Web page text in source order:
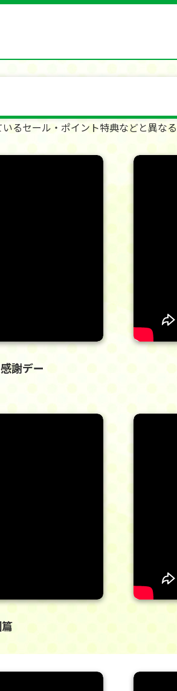
るセール・ポイント特典などと異な
謝デー